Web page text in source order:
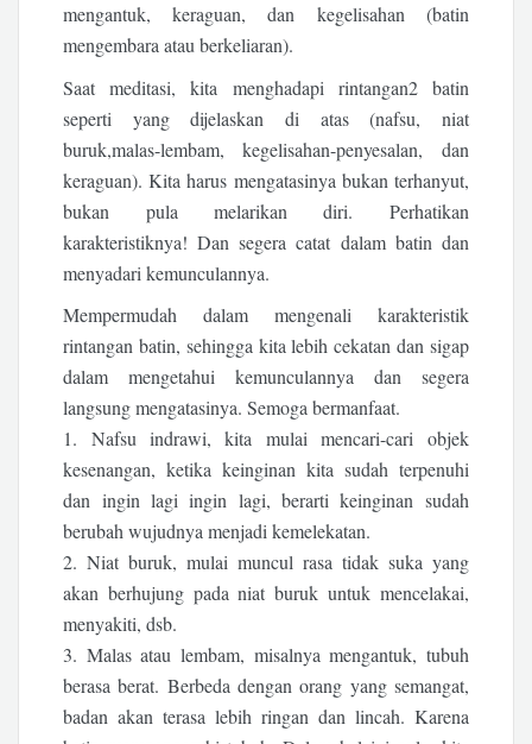
mengantuk, keraguan, dan kegelisahan (batin
mengembara atau berkeliaran).
Saat meditasi, kita menghadapi rintangan2 batin
seperti yang dijelaskan di atas (nafsu, niat
buruk,malas-lembam, kegelisahan-penyesalan, dan
keraguan). Kita harus mengatasinya bukan terhanyut,
bukan pula melarikan diri. Perhatikan
karakteristiknya! Dan segera catat dalam batin dan
menyadari kemunculannya.
Mempermudah dalam mengenali karakteristik
rintangan batin, sehingga kita lebih cekatan dan sigap
dalam mengetahui kemunculannya dan segera
langsung mengatasinya. Semoga bermanfaat.
1. Nafsu indrawi, kita mulai mencari-cari objek
kesenangan, ketika keinginan kita sudah terpenuhi
dan ingin lagi ingin lagi, berarti keinginan sudah
berubah wujudnya menjadi kemelekatan.
2. Niat buruk, mulai muncul rasa tidak suka yang
akan berhujung pada niat buruk untuk mencelakai,
menyakiti, dsb.
3. Malas atau lembam, misalnya mengantuk, tubuh
berasa berat. Berbeda dengan orang yang semangat,
badan akan terasa lebih ringan dan lincah. Karena